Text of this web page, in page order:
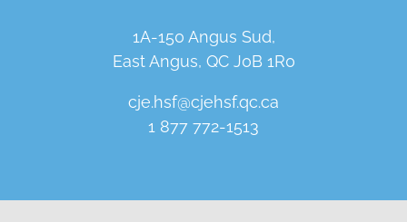
1A-150 Angus Sud,
East Angus, QC J0B 1R0
cje.hsf@cjehsf.qc.ca
1 877 772-1513